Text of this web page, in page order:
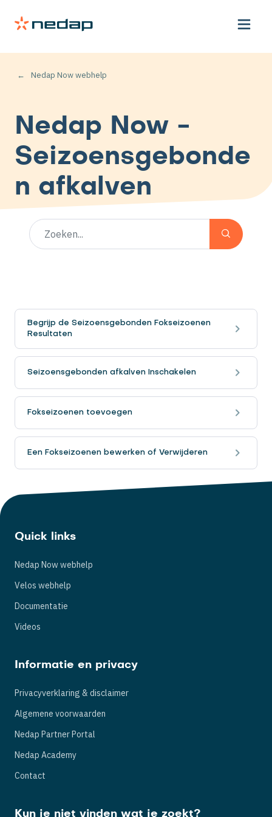
Nedap Now webhelp
Nedap Now -
Seizoensgebonde
n afkalven
Begrijp de Seizoensgebonden Fokseizoenen
Resultaten
Seizoensgebonden afkalven Inschakelen
Fokseizoenen toevoegen
Een Fokseizoenen bewerken of Verwijderen
Quick links
Nedap Now webhelp
Velos webhelp
Documentatie
Videos
Informatie en privacy
Privacyverklaring & disclaimer
Algemene voorwaarden
Nedap Partner Portal
Nedap Academy
Contact
Kun je niet vinden wat je zoekt?